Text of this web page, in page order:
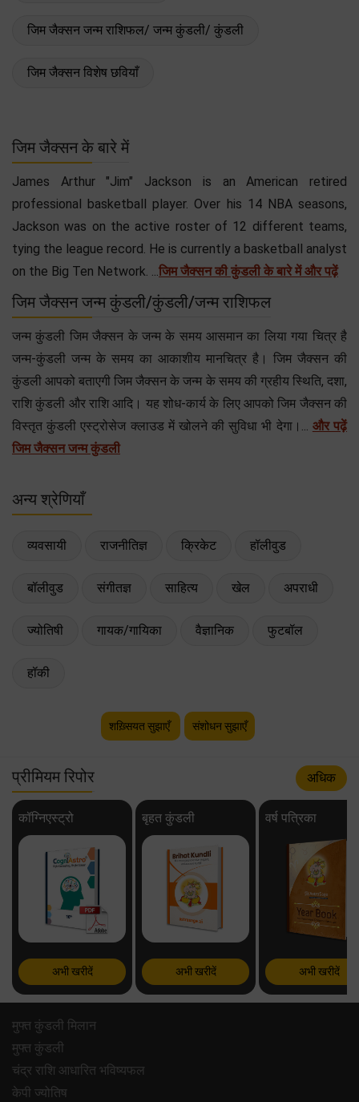
जिम जैक्सन जन्म राशिफल/ जन्म कुंडली/ कुंडली
जिम जैक्सन विशेष छवियाँ
जिम जैक्सन के बारे में
James Arthur "Jim" Jackson is an American retired
professional basketball player. Over his 14 NBA seasons,
Jackson was on the active roster of 12 different teams,
tying the league record. He is currently a basketball analyst
on the Big Ten Network. ...जिम जैक्सन की कुंडली के बारे में और पढ़ें
जिम जैक्सन जन्म कुंडली/कुंडली/जन्म राशिफल
जन्म कुंडली जिम जैक्सन के जन्म के समय आसमान का लिया गया चित्र है
जन्म-कुंडली जन्म के समय का आकाशीय मानचित्र है। जिम जैक्सन की
कुंडली आपको बताएगी जिम जैक्सन के जन्म के समय की ग्रहीय स्थिति, दशा,
राशि कुंडली और राशि आदि। यह शोध-कार्य के लिए आपको जिम जैक्सन की
विस्तृत कुंडली एस्ट्रोसेज क्लाउड में खोलने की सुविधा भी देगा।... और पढ़ें
जिम जैक्सन जन्म कुंडली
अन्य श्रेणियाँ
व्यवसायी राजनीतिज्ञ क्रिकेट हॉलीवुड
बॉलीवुड संगीतज्ञ साहित्य खेल अपराधी
ज्योतिषी गायक/गायिका वैज्ञानिक फुटबॉल
हॉकी
शख़्सियत सुझाएँ संशोधन सुझाएँ
प्रीमियम रिपोर अधिक
कॉग्निएस्ट्रो
अभी खरीदें
बृहत कुंडली
अभी खरीदें
वर्ष पत्रिका
अभी खरीदें
मुफ्त कुंडली मिलान
मुफ्त कुंडली
चंद्र राशि आधारित भविष्यफल
केपी ज्योतिष